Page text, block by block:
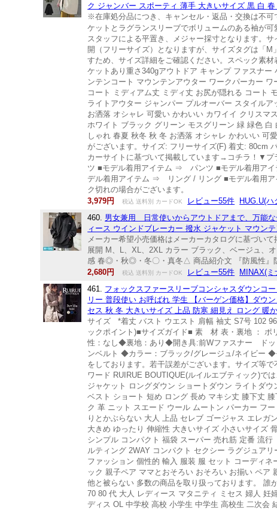
ク ジャンバー スポーティ 薄手 大きいサイズ 黒 白
※在庫処分品につき、キャンセル・返品・交換は不
ケットとラグランスリーブでボリュームのある袖が
スタッフによる平置き、メジャー採寸となります。
開（フリーサイズ）となりますが、サイズタグは「
すため、サイズ詳細をご確認ください。スペック素
ケットあり重さ340gアウトドア キャンプ ファスナ
ンテンコート マウンテンアウター ワークパーカー
コート ミディアム丈 ミディ丈 お尻が隠れる コート
ライトアウター ジャンパー プルオーバー スタイル
お洒落 オシャレ 可愛い かわいい カワイイ クリスマ
ホワイト ブラック グリーン モスグリーン 緑 緑色
しゃれ 春夏 秋冬 秋 冬 お洒落 オシャレ かわいい 可
がございます。サイズ: フリーサイズ(F) 着丈: 80cm
カーサイトに基づいて掲載しています→コチラ！▼
ツ ■モデル着用アイテム ⇒ パンツ ■モデル着用ア
デル着用アイテム ⇒ リング / リング ■モデル着用
ク切れの場合がございます。
3,979円
税込 送料別 カードOK レビュー55件
HUG.U(ハ
460. 男女兼用 日常使いからアウトドアまで、万能
ィース ウインドブレーカー 撥水 ジャケット マウン
メーカー希望小売価格はメーカーカタログに基づい
展開 M、L、XL、2XL カラー ブラック、ベージュ、
感 春◎・秋◎・冬〇・真冬△ 商品紹介文 『防風性』
2,680円
税込 送料別 カードOK レビュー55件
MINAX(ミ
461. フォックスファースリーブコンシャスダウンコ
リー 普段使い お呼ばれ 学生 【バーゲン価格】ダウ
セス 秋 冬 大きいサイズ 上品 防寒 細見え ロング 暖
サイズ *着丈 バスト ウエスト 肩幅 袖丈 S7号 102
ックポイント)■サイズガイド■ 素 材 表・裏地 ：
性：なし◆裏地：あり◆開き具:前Wファスナー ド
ンベルト ◆カラー：ブラック/グレージュ/ネイビー
をしております。若干誤差がございます。サイズ等
ワード RUIRUE BOUTIQUE(ルイルエブティック)で
ジャケット ロングダウン ショートダウン ライトダ
ベスト ショート 短め ロング 長め マキシ丈 膝下丈
ク 革 ニット スエード ウール ムートン パーカー フ
りとかぶらない 大人 上品 セレブ ゴージャス エレガ
大きめ ゆったり 伸縮性 大きいサイズ 小さいサイズ
シンプル コンパクト 福袋 スーパー 売れ筋 定番 流
ルティング 2WAY コンパクト セクシー ラグジュア
ファッション 個性的 輸入 服装 服 セット コーディ
ック 親子ペア ママとおそろい おそろい お揃い ペア
他と被らない 多数の商品を取り扱っております。 誰
70 80 代 大人 レディース マタニティ ミセス 婦人
ディス OL 中学校 高校 小学生 中学生 高校生 二次会